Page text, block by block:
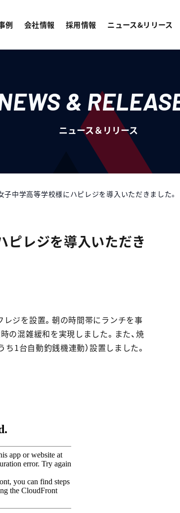
例 会社情報 採用情報 ニュース&リリース
&
ニュース＆リリース
子中学高等学校様にハピレジを導入いただきました。
ピレジを導入いただき
ジを設置。朝の時間帯にランチを事
の混雑緩和を実現しました。また、焼
1台自動釣銭機連動）設置しました。